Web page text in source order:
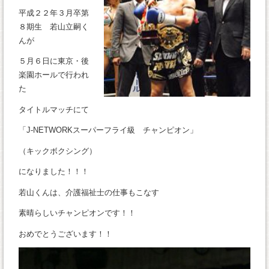
平成２２年３月卒第
８期生 若山立嗣く
んが
５月６日に東京・後
楽園ホールで行われ
た
タイトルマッチにて
「J-NETWORKスーパーフライ級 チャンピオン」
（キックボクシング）
になりました！！！
若山くんは、介護福祉士の仕事もこなす
素晴らしいチャンピオンです！！
おめでとうございます！！